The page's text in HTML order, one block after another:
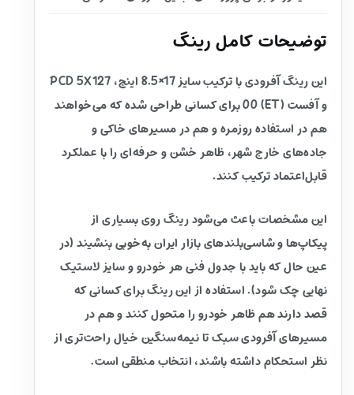
توضیحات کامل رینگ
این رینگ آفرودی با ترکیب سایز 17×8.5 اینچ، PCD 5X127
و آفست (ET) 00 برای کسانی طراحی شده که می‌خواهند
هم در استفاده روزمره و هم در مسیرهای خاکی و
جاده‌های خارج شهر، ظاهر خشن و حرفه‌ای را با عملکرد
قابل‌اعتماد ترکیب کنند.
این مشخصات باعث می‌شود رینگ روی بسیاری از
پیکاپ‌ها و شاسی‌بلندهای بازار ایران به‌خوبی بنشیند (در
عین حال که باید با جدول فنی هر خودرو و سایز لاستیک
نهایی چک شود). استفاده از این رینگ برای کسانی که
قصد دارند هم ظاهر خودرو را متحول کنند و هم در
مسیرهای آفرودی سبک تا نیمه‌سنگین خیال راحت‌تری از
نظر استحکام داشته باشند، انتخاب منطقی است.